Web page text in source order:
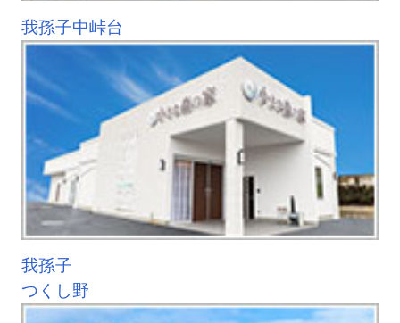
我孫子中峠台
我孫子
つくし野